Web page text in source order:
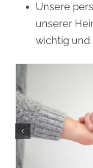
Unsere
unserer
wichtig und